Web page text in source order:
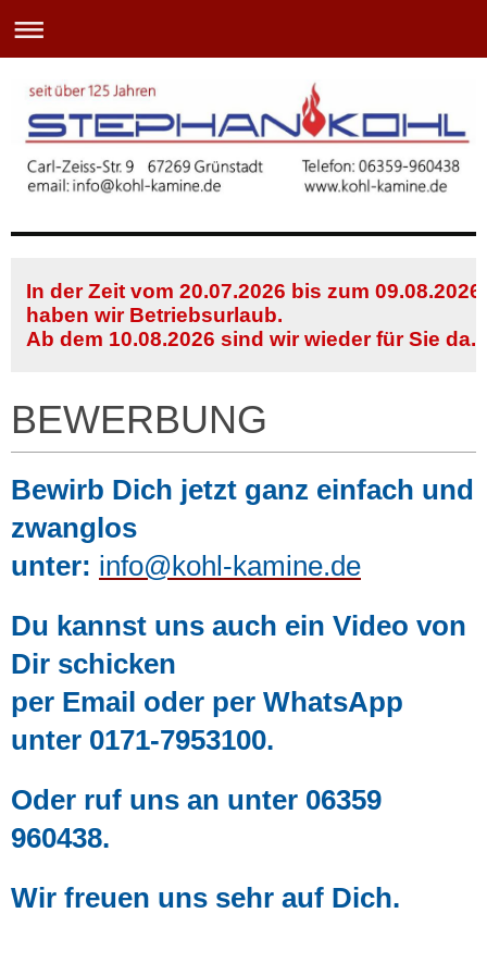
In der Zeit vom 20.07.2026 bis zum 09.08.2026
haben wir Betriebsurlaub.
Ab dem 10.08.2026 sind wir wieder für Sie da.
BEWERBUNG
Bewirb Dich jetzt ganz einfach und
zwanglos
unter: info@kohl-kamine.de
Du kannst uns auch ein Video von
Dir schicken
per Email oder per WhatsApp
unter 0171-7953100.
Oder ruf uns an unter 06359
960438.
Wir freuen uns sehr auf Dich.